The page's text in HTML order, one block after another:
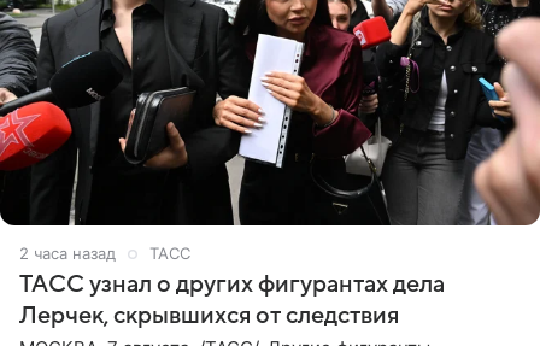
2 часа назад ТАСС
ТАСС узнал о других фигурантах дела
Лерчек, скрывшихся от следствия